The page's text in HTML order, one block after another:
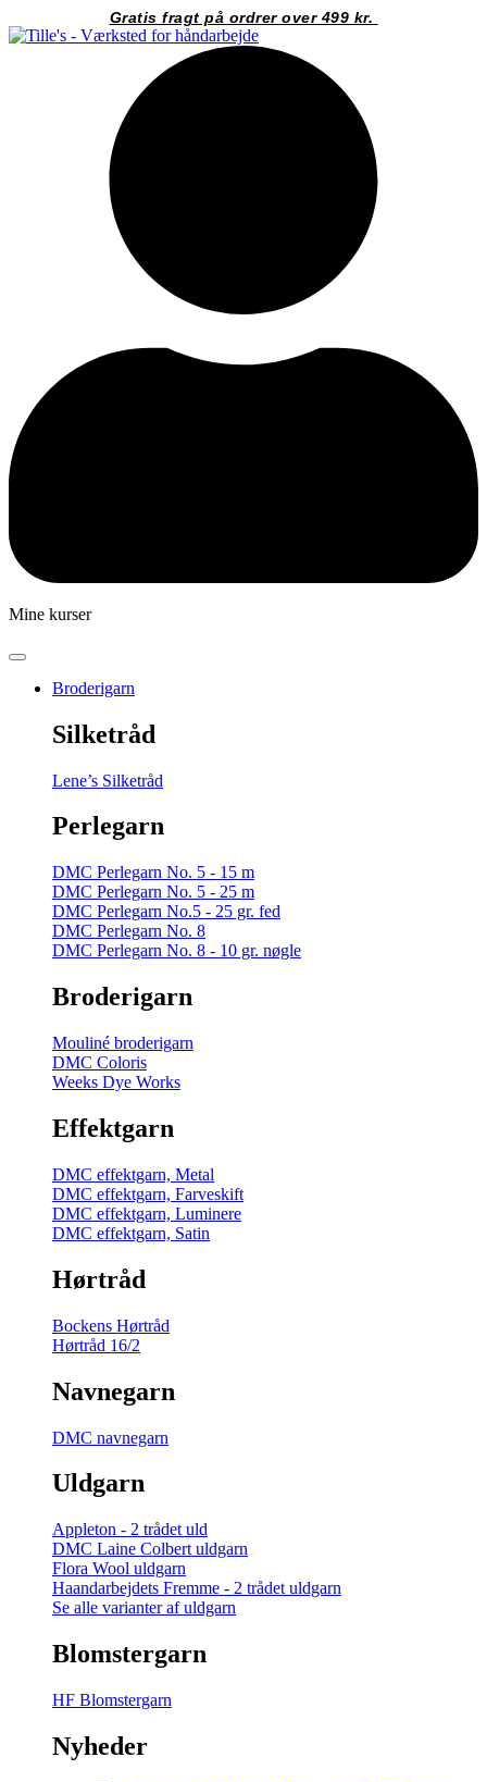
til
Gratis fragt på ordrer over 499 kr.
Mine kurser
Broderigarn
Silketråd
Lene’s Silketråd
Perlegarn
DMC Perlegarn No. 5 - 15 m
DMC Perlegarn No. 5 - 25 m
DMC Perlegarn No.5 - 25 gr. fed
DMC Perlegarn No. 8
DMC Perlegarn No. 8 - 10 gr. nøgle
Broderigarn
Mouliné broderigarn
DMC Coloris
Weeks Dye Works
Effektgarn
DMC effektgarn, Metal
DMC effektgarn, Farveskift
DMC effektgarn, Luminere
DMC effektgarn, Satin
Hørtråd
Bockens Hørtråd
Hørtråd 16/2
Navnegarn
DMC navnegarn
Uldgarn
Appleton - 2 trådet uld
DMC Laine Colbert uldgarn
Flora Wool uldgarn
Haandarbejdets Fremme - 2 trådet uldgarn
Se alle varianter af uldgarn
Blomstergarn
HF Blomstergarn
Nyheder